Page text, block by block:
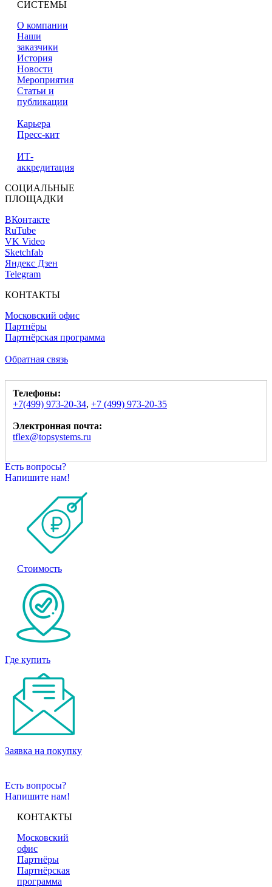
СИСТЕМЫ
О компании
Наши
заказчики
История
Новости
Мероприятия
Статьи и
публикации
Карьера
Пресс-кит
ИТ-
аккредитация
СОЦИАЛЬНЫЕ
ПЛОЩАДКИ
ВКонтакте
RuTube
VK Video
Sketchfab
Яндекс Дзен
Telegram
КОНТАКТЫ
Московский офис
Партнёры
Партнёрская программа
Обратная связь
Телефоны:
+7(499) 973-20-34, +7 (499) 973-20-35
Электронная почта:
tflex@topsystems.ru
Есть вопросы?
Напишите нам!
Стоимость
Где купить
Заявка на покупку
Есть вопросы?
Напишите нам!
КОНТАКТЫ
Московский
офис
Партнёры
Партнёрская
программа